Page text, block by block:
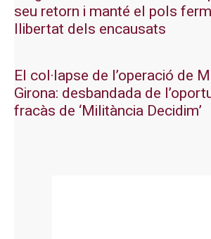
seu retorn i manté el pols
llibertat dels encausats
El col·lapse de l’operació de
Girona: desbandada de
fracàs de ‘Militància Decidim’